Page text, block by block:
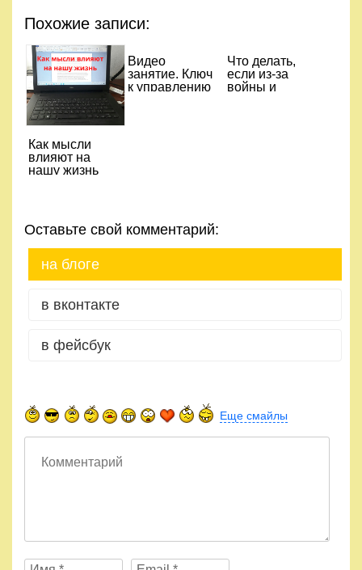
Похожие записи:
Как мысли
влияют на
нашу жизнь
Видео
занятие. Ключ
к управлению
Что делать,
если из-за
войны и
Оставьте свой комментарий:
на блоге
в вконтакте
в фейсбук
Еще смайлы